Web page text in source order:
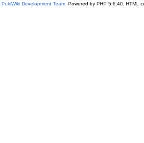
PukiWiki Development Team. Powered by PHP 5.6.40. HTML